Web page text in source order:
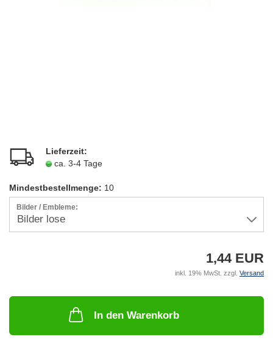
Lieferzeit:
ca. 3-4 Tage
Mindestbestellmenge: 10
Bilder / Embleme:
1,44 EUR
inkl. 19% MwSt. zzgl. Versand
In den Warenkorb